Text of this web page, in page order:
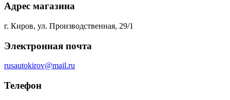
Адрес магазина
г. Киров, ул. Производственная, 29/1
Электронная почта
rusautokirov@mail.ru
Телефон